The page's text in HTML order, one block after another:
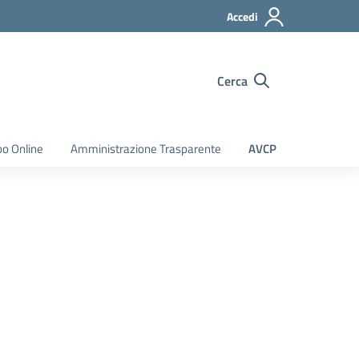
Accedi
Cerca
Online Amministrazione Trasparente AVCP